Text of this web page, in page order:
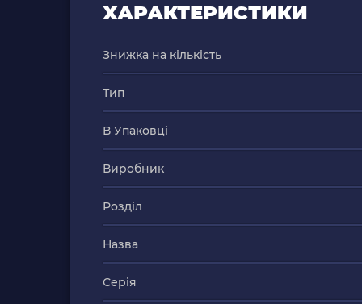
ХАРАКТЕРИСТИКИ
Знижка на кількість
Тип
В Упаковці
Виробник
Розділ
Назва
Серія